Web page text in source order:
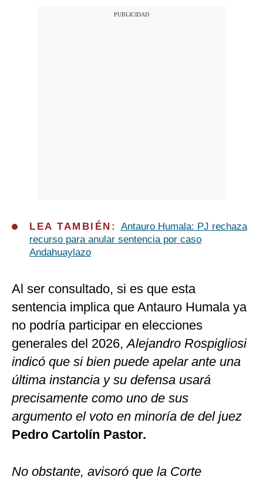
LEA TAMBIÉN: Antauro Humala: PJ rechaza
recurso para anular sentencia por caso
Andahuaylazo
Al ser consultado, si es que esta
sentencia implica que Antauro Humala ya
no podría participar en elecciones
generales del 2026,Alejandro Rospigliosi
indicó que si bien puede apelar ante una
última instancia y su defensa usará
precisamente como uno de sus
argumento el voto en minoría de del juez
Pedro Cartolín Pastor.
No obstante, avisoró que la Corte